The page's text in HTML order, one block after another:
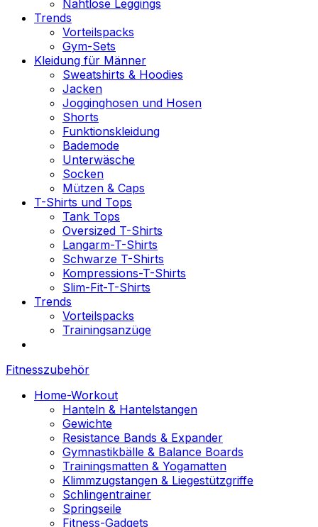
Nahtlose Leggings
Trends
Vorteilspacks
Gym-Sets
Kleidung für Männer
Sweatshirts & Hoodies
Jacken
Jogginghosen und Hosen
Shorts
Funktionskleidung
Bademode
Unterwäsche
Socken
Mützen & Caps
T-Shirts und Tops
Tank Tops
Oversized T-Shirts
Langarm-T-Shirts
Schwarze T-Shirts
Kompressions-T-Shirts
Slim-Fit-T-Shirts
Trends
Vorteilspacks
Trainingsanzüge
Fitnesszubehör
Home-Workout
Hanteln & Hantelstangen
Gewichte
Resistance Bands & Expander
Gymnastikbälle & Balance Boards
Trainingsmatten & Yogamatten
Klimmzugstangen & Liegestützgriffe
Schlingentrainer
Springseile
Fitness-Gadgets